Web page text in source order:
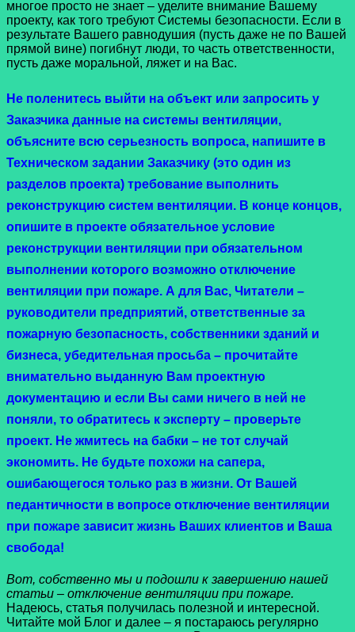
многое просто не знает – уделите внимание Вашему
проекту, как того требуют Системы безопасности. Если в
результате Вашего равнодушия (пусть даже не по Вашей
прямой вине) погибнут люди, то часть ответственности,
пусть даже моральной, ляжет и на Вас.
Не поленитесь выйти на объект или запросить у
Заказчика данные на системы вентиляции,
объясните всю серьезность вопроса, напишите в
Техническом задании Заказчику (это один из
разделов проекта) требование выполнить
реконструкцию систем вентиляции. В конце концов,
опишите в проекте обязательное условие
реконструкции вентиляции при обязательном
выполнении которого возможно отключение
вентиляции при пожаре. А для Вас, Читатели –
руководители предприятий, ответственные за
пожарную безопасность, собственники зданий и
бизнеса, убедительная просьба – прочитайте
внимательно выданную Вам проектную
документацию и если Вы сами ничего в ней не
поняли, то обратитесь к эксперту – проверьте
проект. Не жмитесь на бабки – не тот случай
экономить. Не будьте похожи на сапера,
ошибающегося только раз в жизни. От Вашей
педантичности в вопросе отключение вентиляции
при пожаре зависит жизнь Ваших клиентов и Ваша
свобода!
Вот, собственно мы и подошли к завершению нашей
статьи – отключение вентиляции при пожаре.
Надеюсь, статья получилась полезной и интересной.
Читайте мой Блог и далее – я постараюсь регулярно